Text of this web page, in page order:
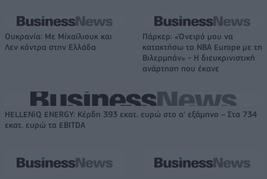
Ουκρανία: Με Μίχαϊλιουκ και
Λεν κόντρα στην Ελλάδα
Πάρκερ: «Όνειρό μου να
κατακτήσω το ΝΒΑ Europe με τη
Βιλερμπάν» - Η διευκρινιστική
ανάρτηση που έκανε
HELLENiQ ENERGY: Κέρδη 393 εκατ. ευρώ στο α' εξάμηνο – Στα 734
εκατ. ευρώ τα EBITDA